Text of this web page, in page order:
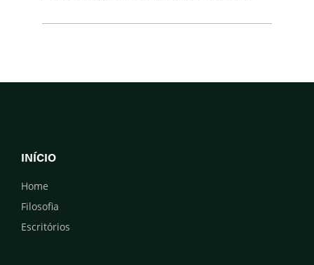
INÍCIO
Home
Filosofia
Escritórios